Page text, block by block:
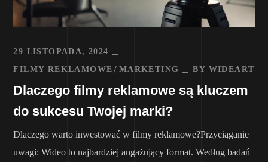
29 LISTOPADA, 2024
FILMY REKLAMOWE
MARKETING BY WIDEART
Dlaczego filmy reklamowe są kluczem
do sukcesu Twojej marki?
Dlaczego warto inwestować w filmy reklamowe?Przyciąganie
uwagi: Wideo to najbardziej angażujący format. Według badań